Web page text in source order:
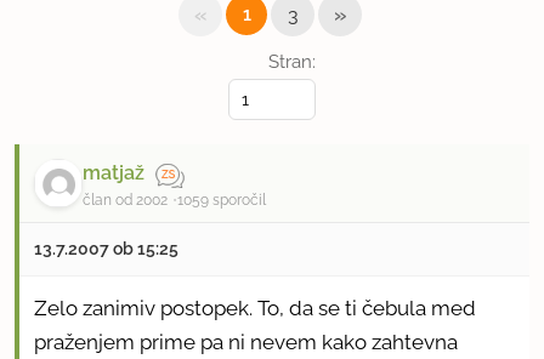
Stran:
« 1 3 »
matjaž
član od 2002 1059 sporočil
13.7.2007 ob 15:25
Zelo zanimiv postopek. To, da se ti čebula med
praženjem prime pa ni nevem kako zahtevna